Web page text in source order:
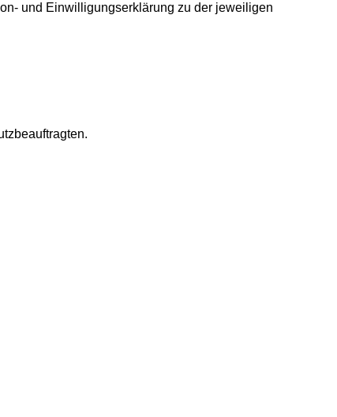
und Einwilligungserklärung zu der jeweiligen